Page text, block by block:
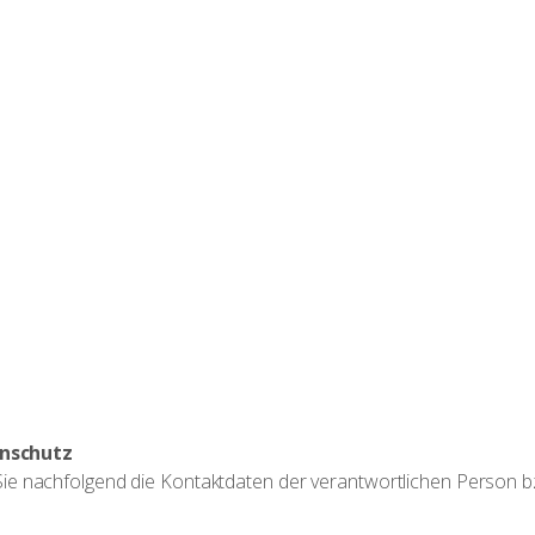
nachfolgend die Kontaktdaten der verantwortlichen Person